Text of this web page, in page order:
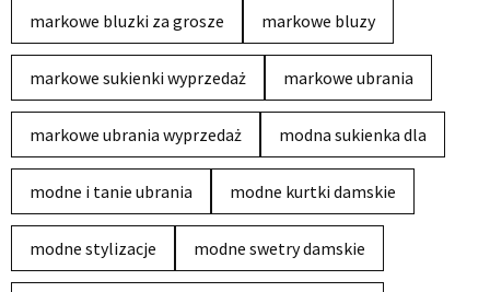
markowe bluzki za grosze markowe bluzy
markowe sukienki wyprzedaż markowe ubrania
markowe ubrania wyprzedaż modna sukienka dla
modne i tanie ubrania modne kurtki damskie
modne stylizacje modne swetry damskie